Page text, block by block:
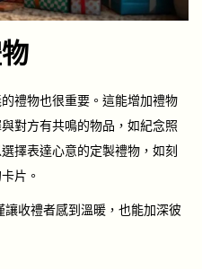
禮物也很重要。這能增加禮物
對方有共鳴的物品，如紀念照
擇表達心意的定製禮物，如刻
片。
收禮者感到溫暖，也能加深彼